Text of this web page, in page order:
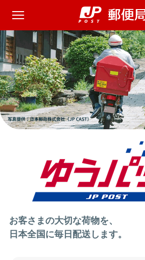
お客さまの大切な荷物を、
日本全国に毎日配送します。